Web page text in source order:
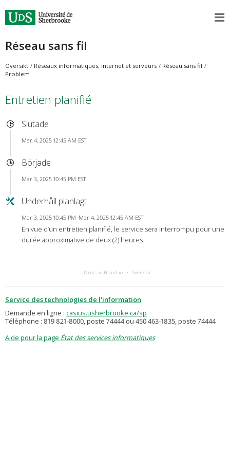
Réseau sans fil
Översikt Réseaux informatiques, internet et serveurs
Réseau sans fil
Problem
Entretien planifié
Slutade
Mar 4, 2025 12:45 AM EST
Började
Mar 3, 2025 10:45 PM EST
Underhåll planlagt
Mar 3, 2025 10:45 PM–Mar 4, 2025 12:45 AM EST
En vue d’un entretien planifié, le service sera interrompu pour une
durée approximative de deux (2) heures.
Drivs av Hund.io Svenska
Service des technologies de l'information
Demande en ligne : casius.usherbrooke.ca/sp
Téléphone : 819 821-8000, poste 74444 ou 450 463-1835, poste 74444
Aide pour la page État des services informatiques